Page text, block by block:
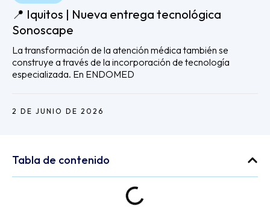
📍 Iquitos | Nueva entrega tecnológica
Sonoscape
La transformación de la atención médica también se
construye a través de la incorporación de tecnología
especializada. En ENDOMED
2 DE JUNIO DE 2026
Tabla de contenido